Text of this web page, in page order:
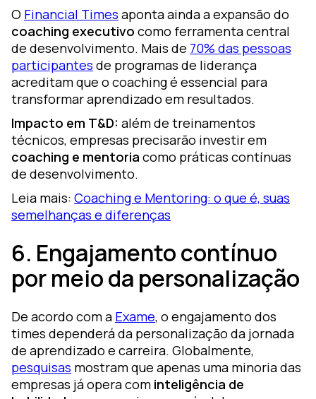
O Financial Times aponta ainda a expansão do
coaching executivo como ferramenta central
de desenvolvimento. Mais de 70% das pessoas
participantes de programas de liderança
acreditam que o coaching é essencial para
transformar aprendizado em resultados.
Impacto em T&D: além de treinamentos
técnicos, empresas precisarão investir em
coaching e mentoria como práticas contínuas
de desenvolvimento.
Leia mais: Coaching e Mentoring: o que é, suas
semelhanças e diferenças
6. Engajamento contínuo
por meio da personalização
De acordo com a Exame, o engajamento dos
times dependerá da personalização da jornada
de aprendizado e carreira. Globalmente,
pesquisas mostram que apenas uma minoria das
empresas já opera com inteligência de